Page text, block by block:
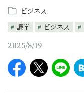
ビジネス
識学
ビジネス
2025/8/19